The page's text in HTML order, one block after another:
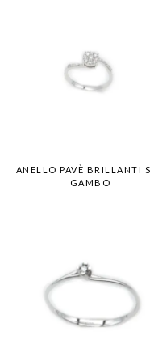
ANELLO PAVÈ BRILLANTI
GAMBO